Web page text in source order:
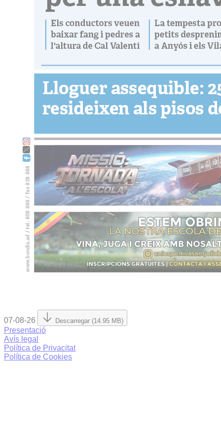
07-08-26 Descarregar (14.95 MB)
Presentació
Avís legal
Política de Privacitat
Política de Cookies